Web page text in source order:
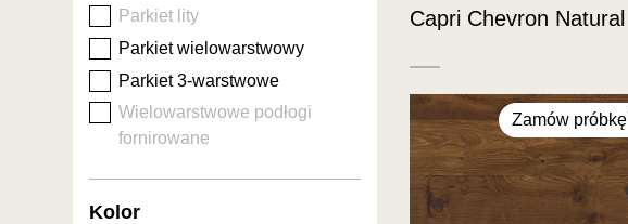
Parkiet lity
Parkiet wielowarstwowy
Parkiet 3-warstwowe
Wielowarstwowe podłogi
fornirowane
Kolor
Capri Chevron Natural
Zamów próbkę